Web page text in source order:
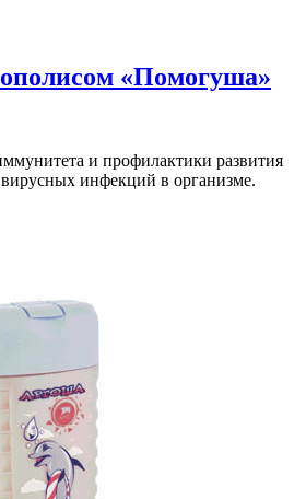
«Помогуша»
и профилактики развития
инфекций в организме.